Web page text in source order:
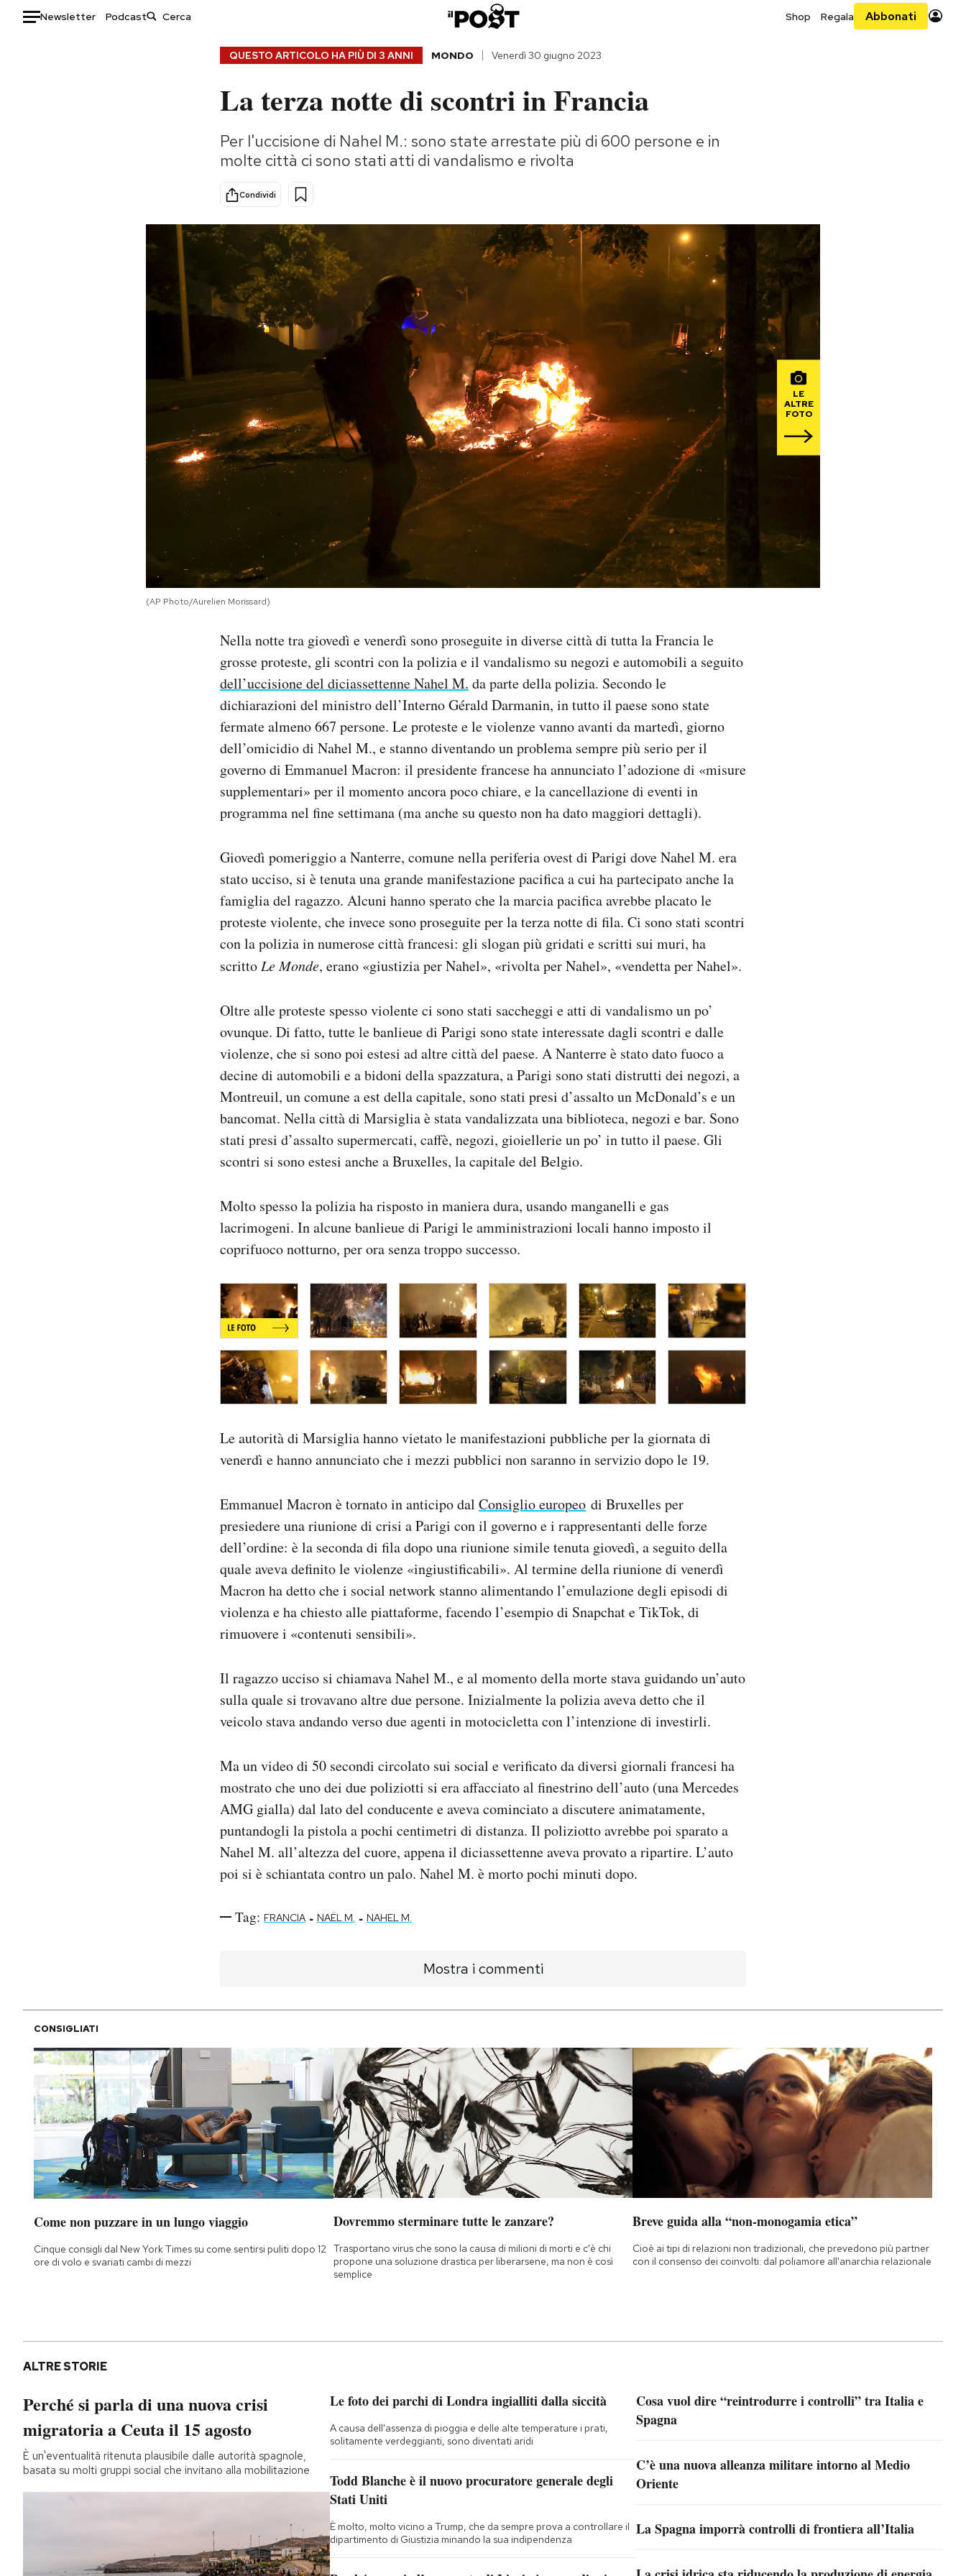
Newsletter Podcast Shop Regala Abbonati
Consumismi
Storie/Idee
Ok Boomer!
Media
Europa
Altrecose
Mondiali calcio 2026
AREA PERSONALE
QUESTO ARTICOLO HA PIÙ DI 3 ANNI MONDO Venerdì 30 giugno 2023
La terza notte di scontri in Francia
Per l'uccisione di Nahel M.: sono state arrestate più di 600 persone e in
molte città ci sono stati atti di vandalismo e rivolta
Condividi
LE
ALTRE
FOTO
(AP Photo/Aurelien Morissard)
Nella notte tra giovedì e venerdì sono proseguite in diverse città di tutta la Francia le
grosse proteste, gli scontri con la polizia e il vandalismo su negozi e automobili a seguito
dell’uccisione del diciassettenne Nahel M. da parte della polizia. Secondo le
dichiarazioni del ministro dell’Interno Gérald Darmanin, in tutto il paese sono state
fermate almeno 667 persone. Le proteste e le violenze vanno avanti da martedì, giorno
dell’omicidio di Nahel M., e stanno diventando un problema sempre più serio per il
governo di Emmanuel Macron: il presidente francese ha annunciato l’adozione di «misure
supplementari» per il momento ancora poco chiare, e la cancellazione di eventi in
programma nel fine settimana (ma anche su questo non ha dato maggiori dettagli).
Giovedì pomeriggio a Nanterre, comune nella periferia ovest di Parigi dove Nahel M. era
stato ucciso, si è tenuta una grande manifestazione pacifica a cui ha partecipato anche la
famiglia del ragazzo. Alcuni hanno sperato che la marcia pacifica avrebbe placato le
proteste violente, che invece sono proseguite per la terza notte di fila. Ci sono stati scontri
con la polizia in numerose città francesi: gli slogan più gridati e scritti sui muri, ha
scritto Le Monde, erano «giustizia per Nahel», «rivolta per Nahel», «vendetta per Nahel».
Oltre alle proteste spesso violente ci sono stati saccheggi e atti di vandalismo un po’
ovunque. Di fatto, tutte le banlieue di Parigi sono state interessate dagli scontri e dalle
violenze, che si sono poi estesi ad altre città del paese. A Nanterre è stato dato fuoco a
decine di automobili e a bidoni della spazzatura, a Parigi sono stati distrutti dei negozi, a
Montreuil, un comune a est della capitale, sono stati presi d’assalto un McDonald’s e un
bancomat. Nella città di Marsiglia è stata vandalizzata una biblioteca, negozi e bar. Sono
stati presi d’assalto supermercati, caffè, negozi, gioiellerie un po’ in tutto il paese. Gli
scontri si sono estesi anche a Bruxelles, la capitale del Belgio.
Molto spesso la polizia ha risposto in maniera dura, usando manganelli e gas
lacrimogeni. In alcune banlieue di Parigi le amministrazioni locali hanno imposto il
coprifuoco notturno, per ora senza troppo successo.
Le autorità di Marsiglia hanno vietato le manifestazioni pubbliche per la giornata di
venerdì e hanno annunciato che i mezzi pubblici non saranno in servizio dopo le 19.
Emmanuel Macron è tornato in anticipo dal Consiglio europeo di Bruxelles per
presiedere una riunione di crisi a Parigi con il governo e i rappresentanti delle forze
dell’ordine: è la seconda di fila dopo una riunione simile tenuta giovedì, a seguito della
quale aveva definito le violenze «ingiustificabili». Al termine della riunione di venerdì
Macron ha detto che i social network stanno alimentando l’emulazione degli episodi di
violenza e ha chiesto alle piattaforme, facendo l’esempio di Snapchat e TikTok, di
rimuovere i «contenuti sensibili».
Il ragazzo ucciso si chiamava Nahel M., e al momento della morte stava guidando un’auto
sulla quale si trovavano altre due persone. Inizialmente la polizia aveva detto che il
veicolo stava andando verso due agenti in motocicletta con l’intenzione di investirli.
Ma un video di 50 secondi circolato sui social e verificato da diversi giornali francesi ha
mostrato che uno dei due poliziotti si era affacciato al finestrino dell’auto (una Mercedes
AMG gialla) dal lato del conducente e aveva cominciato a discutere animatamente,
puntandogli la pistola a pochi centimetri di distanza. Il poliziotto avrebbe poi sparato a
Nahel M. all’altezza del cuore, appena il diciassettenne aveva provato a ripartire. L’auto
poi si è schiantata contro un palo. Nahel M. è morto pochi minuti dopo.
Tag: FRANCIA - NAËL M. - NAHEL M.
Mostra i commenti
CONSIGLIATI
Come non puzzare in un lungo viaggio
Cinque consigli dal New York Times su come sentirsi puliti dopo 12
ore di volo e svariati cambi di mezzi
Dovremmo sterminare tutte le zanzare?
Trasportano virus che sono la causa di milioni di morti e c'è chi
propone una soluzione drastica per liberarsene, ma non è così
semplice
Breve guida alla “non-monogamia etica”
Cioè ai tipi di relazioni non tradizionali, che prevedono più partner
con il consenso dei coinvolti: dal poliamore all'anarchia relazionale
ALTRE STORIE
Perché si parla di una nuova crisi
migratoria a Ceuta il 15 agosto
È un'eventualità ritenuta plausibile dalle autorità spagnole,
basata su molti gruppi social che invitano alla mobilitazione
Le foto dei parchi di Londra ingialliti dalla siccità
A causa dell'assenza di pioggia e delle alte temperature i prati,
solitamente verdeggianti, sono diventati aridi
Todd Blanche è il nuovo procuratore generale degli
Stati Uniti
È molto, molto vicino a Trump, che da sempre prova a controllare il
dipartimento di Giustizia minando la sua indipendenza
Cosa vuol dire “reintrodurre i controlli” tra Italia e
Spagna
C’è una nuova alleanza militare intorno al Medio
Oriente
La Spagna imporrà controlli di frontiera all’Italia